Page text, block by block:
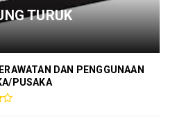
TURUK
DAN PENGGUNAAN
PUSAKA